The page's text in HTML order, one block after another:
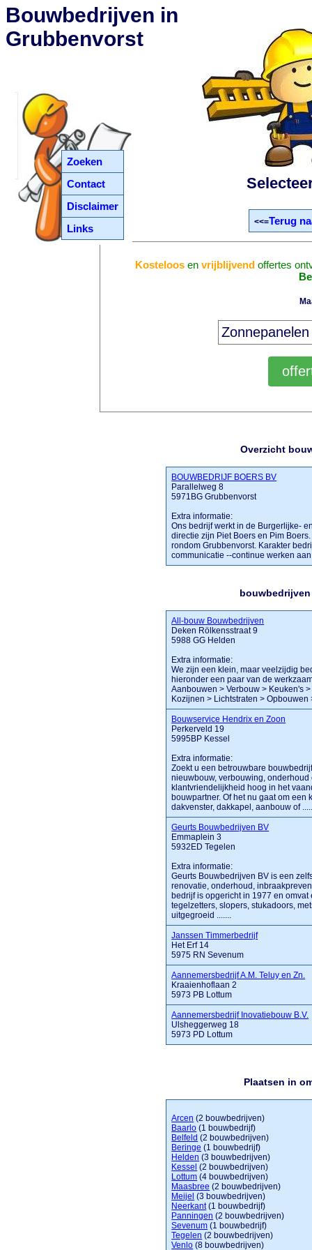
Zoeken
Contact
Disclaimer
Links
Bouwbedrijven in
Grubbenvorst
<<=Terug
Kosteloos envrijblijvend offertes
Overzicht
BOUWBEDRIJF BOERS BV
Parallelweg 8
5971BG Grubbenvorst
Extra informatie:
Ons bedrijf werkt in de Burgerlijke-
directie zijn Piet Boers en Pim
rondom Grubbenvorst. Karakter
communicatie --continue werken
All-bouw Bouwbedrijven
Deken Rölkensstraat 9
5988 GG Helden
Extra informatie:
We zijn een klein, maar veelzijdig
hieronder een paar van de
Aanbouwen > Verbouw > Keuken's
Kozijnen > Lichtstraten > Opbouwen
Bouwservice Hendrix en Zoon
Perkerveld 19
5995BP Kessel
Extra informatie:
Zoekt u een betrouwbare
nieuwbouw, verbouwing,
klantvriendelijkheid hoog in het
bouwpartner. Of het nu gaat om
dakvenster, dakkapel, aanbouw of
Geurts Bouwbedrijven BV
Emmaplein 3
5932ED Tegelen
Extra informatie:
Geurts Bouwbedrijven BV is een
renovatie, onderhoud,
bedrijf is opgericht in 1977 en
tegelzetters, slopers, stukadoors,
uitgegroeid .......
Janssen Timmerbedrijf
Het Erf 14
5975 RN Sevenum
Aannemersbedrijf A.M. Teluy en Zn.
Kraaienhoflaan 2
5973 PB Lottum
Aannemersbedrijf Inovatiebouw B.V.
Ulsheggerweg 18
5973 PD Lottum
Plaatsen in
Arcen (2 bouwbedrijven)
Baarlo (1 bouwbedrijf)
Belfeld (2 bouwbedrijven)
Beringe (1 bouwbedrijf)
Helden (3 bouwbedrijven)
Kessel (2 bouwbedrijven)
Lottum (4 bouwbedrijven)
Maasbree (2 bouwbedrijven)
Meijel (3 bouwbedrijven)
Neerkant(1 bouwbedrijf)
Panningen (2 bouwbedrijven)
Sevenum (1 bouwbedrijf)
Tegelen (2 bouwbedrijven)
Venlo (8 bouwbedrijven)